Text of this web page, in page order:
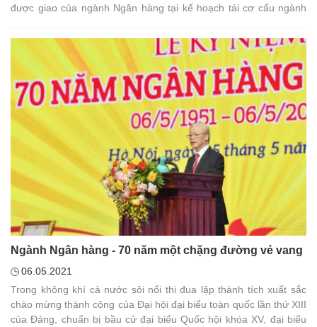
được giao của ngành Ngân hàng tại kế hoạch tái cơ cấu ngành
nước Việt Nam đề nghị các tổ chức tín dụng:
Ngành Ngân hàng - 70 năm một chặng đường vẻ vang
06.05.2021
Trong không khí cả nước sôi nổi thi đua lập thành tích xuất sắc
chào mừng thành công của Đại hội đại biểu toàn quốc lần thứ XIII
của Đảng, chuẩn bị bầu cử đại biểu Quốc hội khóa XV, đại biểu